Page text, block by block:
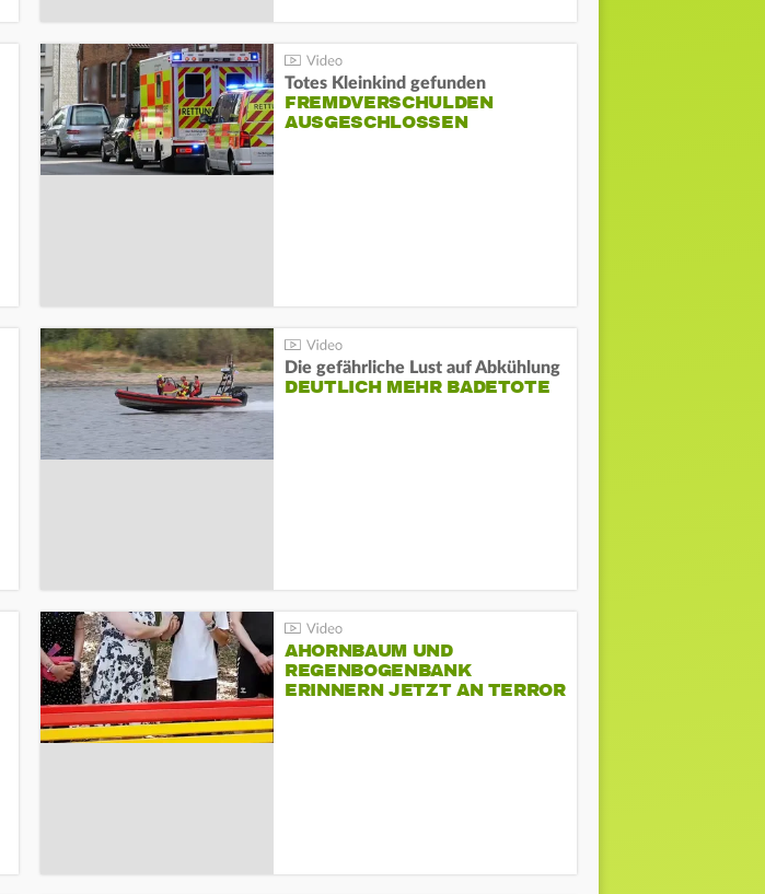
Totes Kleinkind gefunden
FREMDVERSCHULDEN
AUSGESCHLOSSEN
Die gefährliche Lust auf Abkühlung
DEUTLICH MEHR BADETOTE
AHORNBAUM UND
REGENBOGENBANK
ERINNERN JETZT AN TERROR